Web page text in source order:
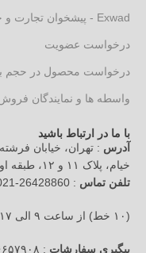
Exwad - پیشخوان تجارت و خدمات آرکارنو
درخواست عضویت
درخواست محصول در حجم
واسطه ها و نمایندگان
با ما در ارتباط باشید
آدرس : تهران، خیابان
خیام، پلاک ۱۱ و ۱۲، طبقه اول
تلفن تماس : 26428860-021
(۱۰ خط) از ساعت ۹ الی ۱۷ روزهای غیرتعطیل
پیگیری سفارشات : ۲۶۶۵۷۹۰۸-021